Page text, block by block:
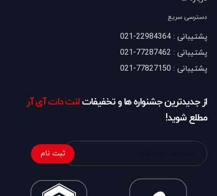
دسترسی سریع
پشتیبانی : 22984364-021
پشتیبانی : 77287462-021
پشتیبانی : 77827150-021
از جدیدترین جشنواره ها و تخفیفاتلنت دات آی آر
مطلع شوید!
ثبت نام